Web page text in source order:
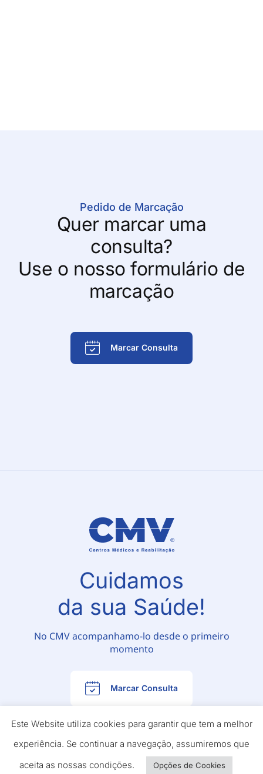
Pedido de Marcação
Quer marcar uma
consulta?
Use o nosso formulário de
marcação
Marcar Consulta
Cuidamos
da sua Saúde!
No CMV acompanhamo-lo desde o primeiro
momento
Marcar Consulta
Este Website utiliza cookies para garantir que tem a melhor
experiência. Se continuar a navegação, assumiremos que
aceita as nossas condições.
Opções de Cookies